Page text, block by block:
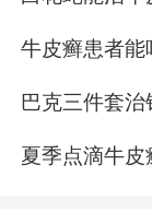
牛皮癣患者
巴克三件套
夏季点滴牛